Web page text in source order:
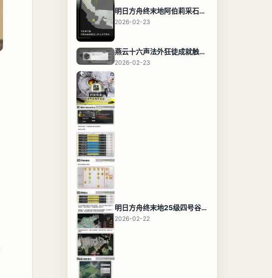
明日方舟终末地阿伯莉采石场宝箱全收集攻略，全点位分布图与路线
2026-02-23
燕云十六声法外狂徒成就触发条件与通关攻略
2026-02-23
明日方舟终末地25级四号谷地基地蓝图，高效布局规划
2026-02-22